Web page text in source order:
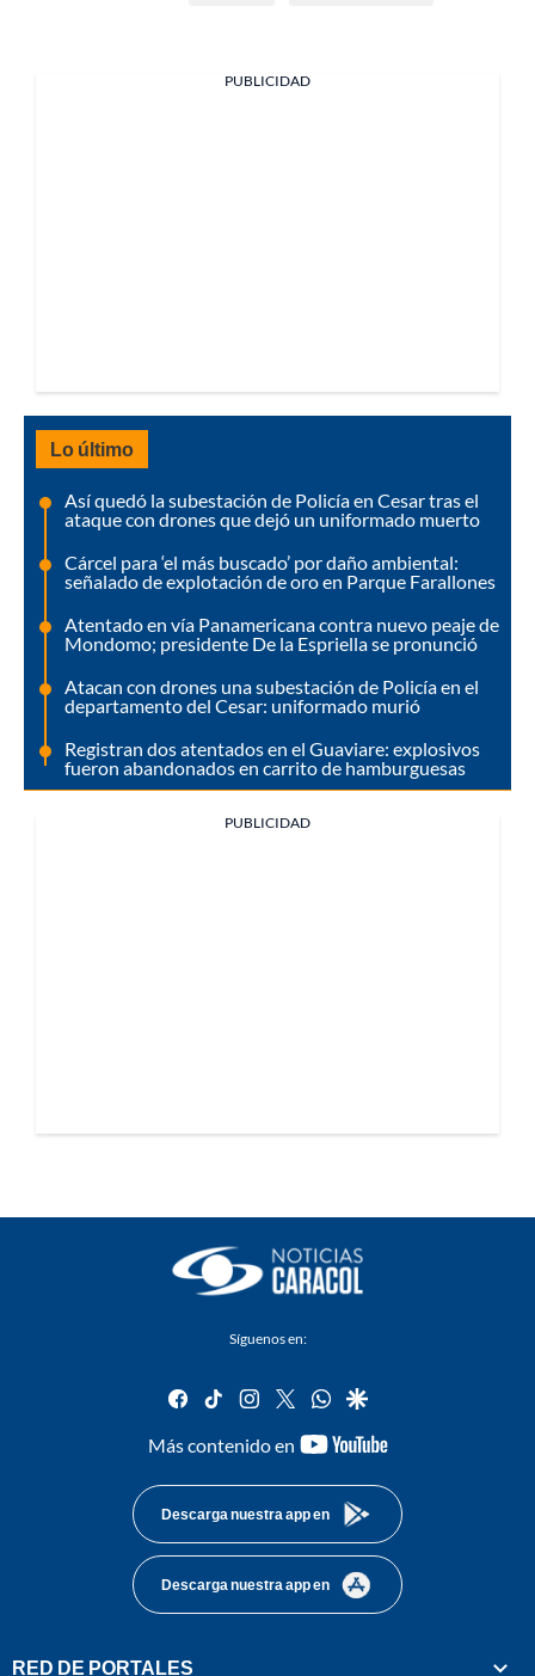
PUBLICIDAD
Lo último
Así quedó la subestación de Policía en Cesar tras el
ataque con drones que dejó un uniformado muerto
Cárcel para ‘el más buscado’ por daño ambiental:
señalado de explotación de oro en Parque Farallones
Atentado en vía Panamericana contra nuevo peaje de
Mondomo; presidente De la Espriella se pronunció
Atacan con drones una subestación de Policía en el
departamento del Cesar: uniformado murió
Registran dos atentados en el Guaviare: explosivos
fueron abandonados en carrito de hamburguesas
PUBLICIDAD
Síguenos en:
facebook
tiktok instagram
twitterwhatsapp
google
Más contenido en
youtube-
Descarga nuestra app en
Descarga nuestra app en
RED DE PORTALES